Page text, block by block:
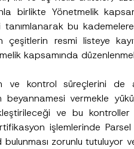
birlikte Yönetmelik
bu
çeşitlerin resmi listeye
kapsamında
ve kontrol süreçlerini de
beyannamesi vermekle
ve bu
işlemlerinde
zorunlu tutuluyor
d
N
o
i
c
e
*
Pozisyon